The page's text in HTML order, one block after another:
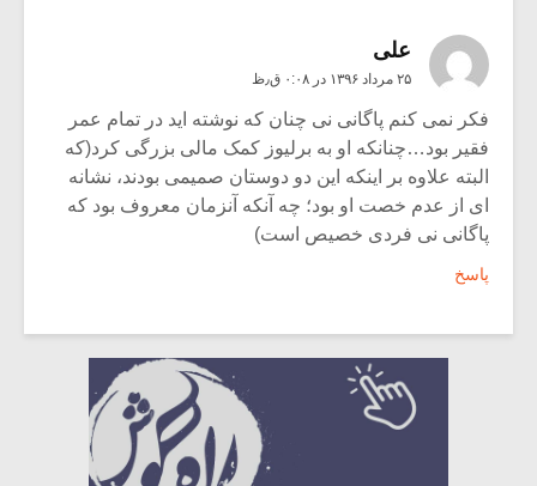
علی
۲۵ مرداد ۱۳۹۶ در ۰:۰۸ ق٫ظ
فکر نمی کنم پاگانی نی چنان که نوشته اید در تمام عمر
فقیر بود…چنانکه او به برلیوز کمک مالی بزرگی کرد(که
البته علاوه بر اینکه این دو دوستان صمیمی بودند، نشانه
ای از عدم خصت او بود؛ چه آنکه آنزمان معروف بود که
پاگانی نی فردی خصیص است)
پاسخ